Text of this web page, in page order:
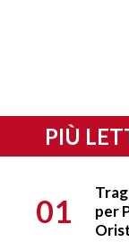
PIÙ
01
per